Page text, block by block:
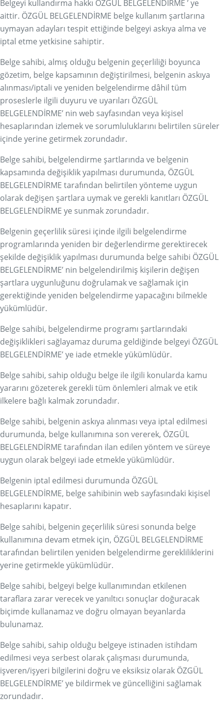
Belgeyi kullandırma hakkı ÖZGÜL BELGELENDİRME ’ ye
aittir. ÖZGÜL BELGELENDİRME belge kullanım şartlarına
uymayan adayları tespit ettiğinde belgeyi askıya alma ve
iptal etme yetkisine sahiptir.
Belge sahibi, almış olduğu belgenin geçerliliği boyunca
gözetim, belge kapsamının değiştirilmesi, belgenin askıya
alınması/iptali ve yeniden belgelendirme dâhil tüm
proseslerle ilgili duyuru ve uyarıları ÖZGÜL
BELGELENDİRME’ nin web sayfasından veya kişisel
hesaplarından izlemek ve sorumluluklarını belirtilen süreler
içinde yerine getirmek zorundadır.
Belge sahibi, belgelendirme şartlarında ve belgenin
kapsamında değişiklik yapılması durumunda, ÖZGÜL
BELGELENDİRME tarafından belirtilen yönteme uygun
olarak değişen şartlara uymak ve gerekli kanıtları ÖZGÜL
BELGELENDİRME ye sunmak zorundadır.
Belgenin geçerlilik süresi içinde ilgili belgelendirme
programlarında yeniden bir değerlendirme gerektirecek
şekilde değişiklik yapılması durumunda belge sahibi ÖZGÜL
BELGELENDİRME’ nin belgelendirilmiş kişilerin değişen
şartlara uygunluğunu doğrulamak ve sağlamak için
gerektiğinde yeniden belgelendirme yapacağını bilmekle
yükümlüdür.
Belge sahibi, belgelendirme programı şartlarındaki
değişiklikleri sağlayamaz duruma geldiğinde belgeyi ÖZGÜL
BELGELENDİRME’ ye iade etmekle yükümlüdür.
Belge sahibi, sahip olduğu belge ile ilgili konularda kamu
yararını gözeterek gerekli tüm önlemleri almak ve etik
ilkelere bağlı kalmak zorundadır.
Belge sahibi, belgenin askıya alınması veya iptal edilmesi
durumunda, belge kullanımına son vererek, ÖZGÜL
BELGELENDİRME tarafından ilan edilen yöntem ve süreye
uygun olarak belgeyi iade etmekle yükümlüdür.
Belgenin iptal edilmesi durumunda ÖZGÜL
BELGELENDİRME, belge sahibinin web sayfasındaki kişisel
hesaplarını kapatır.
Belge sahibi, belgenin geçerlilik süresi sonunda belge
kullanımına devam etmek için, ÖZGÜL BELGELENDİRME
tarafından belirtilen yeniden belgelendirme gerekliliklerini
yerine getirmekle yükümlüdür.
Belge sahibi, belgeyi belge kullanımından etkilenen
taraflara zarar verecek ve yanıltıcı sonuçlar doğuracak
biçimde kullanamaz ve doğru olmayan beyanlarda
bulunamaz.
Belge sahibi, sahip olduğu belgeye istinaden istihdam
edilmesi veya serbest olarak çalışması durumunda,
işveren/işyeri bilgilerini doğru ve eksiksiz olarak ÖZGÜL
BELGELENDİRME’ ye bildirmek ve güncelliğini sağlamak
zorundadır.